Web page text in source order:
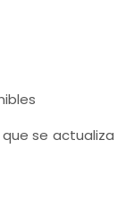
se actualiza